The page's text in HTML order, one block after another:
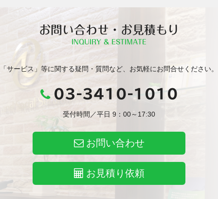
お問い合わせ・お見積もり
INQUIRY & ESTIMATE
「サービス」等に関する疑問・質問など、お気軽にお問合せください。
03-3410-1010
受付時間／平日 9：00～17:30
お問い合わせ
お見積り依頼